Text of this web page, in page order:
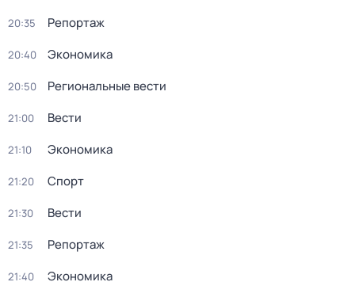
20:35 Репортаж
20:40 Экономика
20:50 Региональные вести
21:00 Вести
21:10 Экономика
21:20 Спорт
21:30 Вести
21:35 Репортаж
21:40 Экономика